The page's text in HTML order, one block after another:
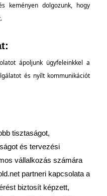
keményen dolgozunk, hogy
ápoljunk ügyfeleinkkel a
és nyílt kommunikációt
tisztaságot,
és tervezési
vállalkozás számára
partneri kapcsolata a
biztosít képzett,